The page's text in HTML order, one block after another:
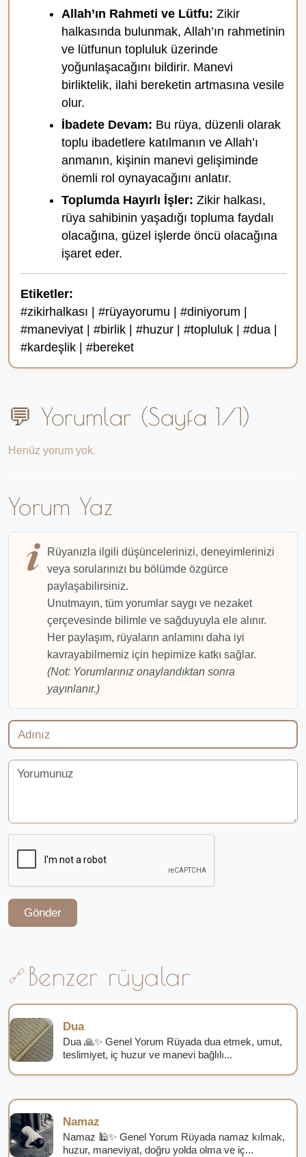
Allah’ın Rahmeti ve Lütfu: Zikir
halkasında bulunmak, Allah’ın rahmetinin
ve lütfunun topluluk üzerinde
yoğunlaşacağını bildirir. Manevi
birliktelik, ilahi bereketin artmasına vesile
olur.
İbadete Devam: Bu rüya, düzenli olarak
toplu ibadetlere katılmanın ve Allah’ı
anmanın, kişinin manevi gelişiminde
önemli rol oynayacağını anlatır.
Toplumda Hayırlı İşler: Zikir halkası,
rüya sahibinin yaşadığı topluma faydalı
olacağına, güzel işlerde öncü olacağına
işaret eder.
Etiketler:
#zikirhalkası | #rüyayorumu | #diniyorum |
#maneviyat | #birlik | #huzur | #topluluk | #dua |
#kardeşlik | #bereket
💬 Yorumlar (Sayfa 1/1)
Henüz yorum yok.
Yorum Yaz
Rüyanızla ilgili düşüncelerinizi, deneyimlerinizi
veya sorularınızı bu bölümde özgürce
paylaşabilirsiniz.
Unutmayın, tüm yorumlar saygı ve nezaket
çerçevesinde bilimle ve sağduyuyla ele alınır.
Her paylaşım, rüyaların anlamını daha iyi
kavrayabilmemiz için hepimize katkı sağlar.
(Not: Yorumlarınız onaylandıktan sonra
yayınlanır.)
Gönder
Benzer rüyalar
Dua
Dua 🙏✨ Genel Yorum Rüyada dua etmek, umut,
teslimiyet, iç huzur ve manevi bağlılı...
Namaz
Namaz 🕌✨ Genel Yorum Rüyada namaz kılmak,
huzur, maneviyat, doğru yolda olma ve iç...